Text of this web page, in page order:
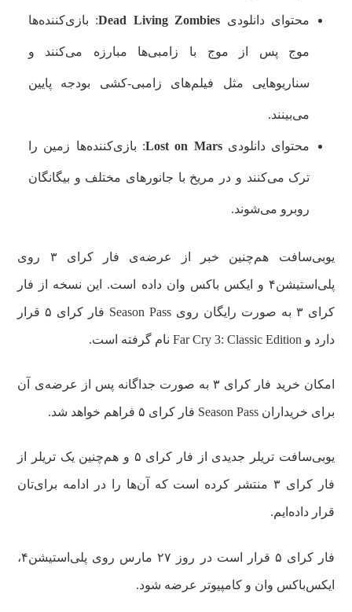
محتوای دانلودی Dead Living Zombies: بازی‌کننده‌ها
موج پس از موج با زامبی‌ها مبارزه می‌کنند و
سناریوهایی مثل فیلم‌های زامبی-کشی بودجه پایین
می‌بینند.
محتوای دانلودیLost on Mars: بازی‌کننده‌ها زمین را
ترک می‌کنند و در مریخ با جانورهای مختلف و بیگانگان
روبرو می‌شوند.
یوبی‌سافت هم‌چنین خبر از عرضه‌ی فار کرای ۳ روی
پلی‌استیشن۴ و ایکس باکس وان داده است. این نسخه از فار
کرای ۳ به صورت رایگان روی Season Pass فار کرای ۵ قرار
دارد و Far Cry 3: Classic Edition نام گرفته است.
امکان خرید فار کرای ۳ به صورت جداگانه پس از عرضه‌ی آن
برای خریداران Season Pass فار کرای ۵ فراهم خواهد شد.
یوبی‌سافت تریلر جدیدی از فار کرای ۵ و هم‌چنین یک تریلر از
فار کرای ۳ منتشر کرده است که آن‌ها را در ادامه برای‌تان
قرار داده‌ایم.
فار کرای ۵ قرار است در روز ۲۷ مارس روی پلی‌استیشن۴،
ایکس‌باکس وان و کامپیوتر عرضه شود.